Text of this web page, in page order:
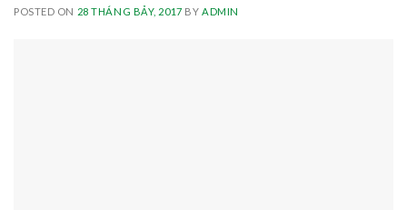
POSTED ON 28 THÁNG BẢY, 2017 BY ADMIN